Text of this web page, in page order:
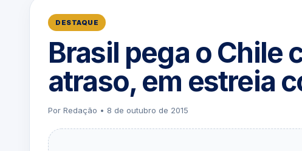
DESTAQUE
Brasil pega o Chile
atraso, em estreia
Por Redação • 8 de outubro de 2015